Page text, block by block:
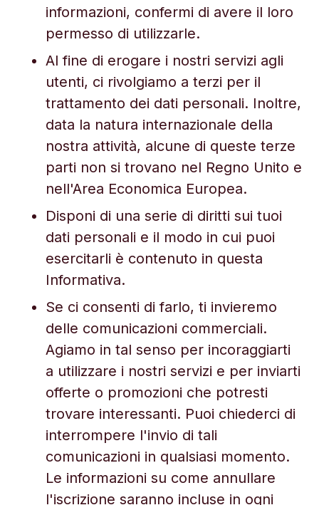
informazioni, confermi di avere il loro
permesso di utilizzarle.
Al fine di erogare i nostri servizi agli
utenti, ci rivolgiamo a terzi per il
trattamento dei dati personali. Inoltre,
data la natura internazionale della
nostra attività, alcune di queste terze
parti non si trovano nel Regno Unito e
nell'Area Economica Europea.
Disponi di una serie di diritti sui tuoi
dati personali e il modo in cui puoi
esercitarli è contenuto in questa
Informativa.
Se ci consenti di farlo, ti invieremo
delle comunicazioni commerciali.
Agiamo in tal senso per incoraggiarti
a utilizzare i nostri servizi e per inviarti
offerte o promozioni che potresti
trovare interessanti. Puoi chiederci di
interrompere l'invio di tali
comunicazioni in qualsiasi momento.
Le informazioni su come annullare
l'iscrizione saranno incluse in ogni